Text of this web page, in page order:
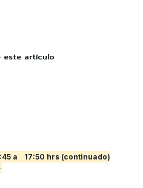
este artículo
a
17:50 hrs (continuado)